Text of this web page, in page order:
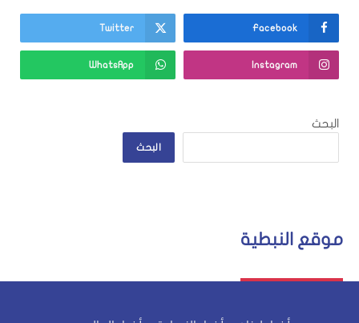
Facebook
Twitter
Instagram
WhatsApp
البحث
البحث
موقع النبطية